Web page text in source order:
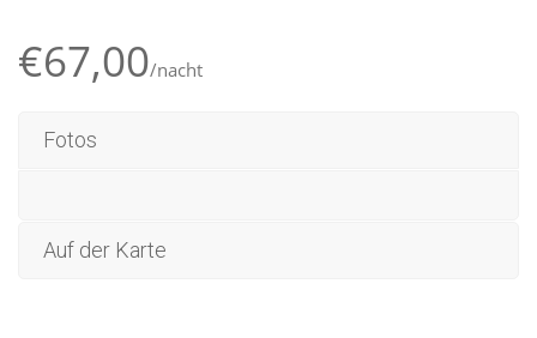
€67,00/nacht
Fotos
Auf der Karte